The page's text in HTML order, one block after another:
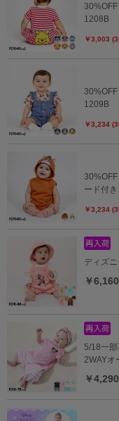
1208B
￥3,003
1209B
￥3,234
ード付
￥3,234
ディズ
￥6,160
5/18一
2WAYオ
￥4,290